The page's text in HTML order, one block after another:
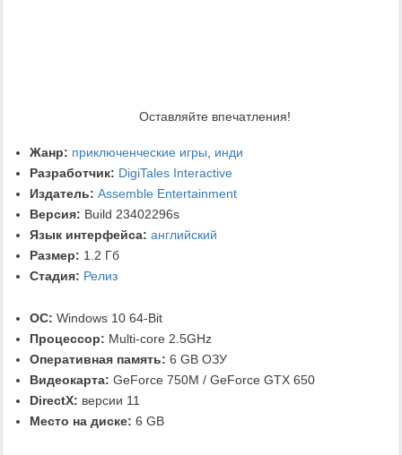
Оставляйте впечатления!
Жанр: приключенческие игры, инди
Разработчик: DigiTales Interactive
Издатель: Assemble Entertainment
Версия: Build 23402296s
Язык интерфейса: английский
Размер: 1.2 Гб
Стадия: Релиз
ОС: Windows 10 64-Bit
Процессор: Multi-core 2.5GHz
Оперативная память: 6 GB ОЗУ
Видеокарта: GeForce 750M / GeForce GTX 650
DirectX: версии 11
Место на диске: 6 GB